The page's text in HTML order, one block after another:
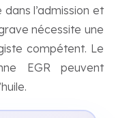
l’admission et
nécessite une
compétent. Le
EGR peuvent